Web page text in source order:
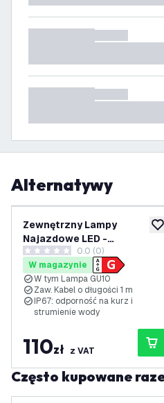
Alternatywy
Zewnętrzny Lampy
Najazdowe LED -
Kwadratowy - Czarny - IP67
- 5W - RGBWW — Kabel
zasilający 1 metr
0 Gwiazdki oceny
0.0 (0)
W magazynie
W tym Lampa GU10
Zaw. Kabel o długości 1 m
IP67: odporność na kurz i
strumienie wody
110zł z VAT
Często kupowane